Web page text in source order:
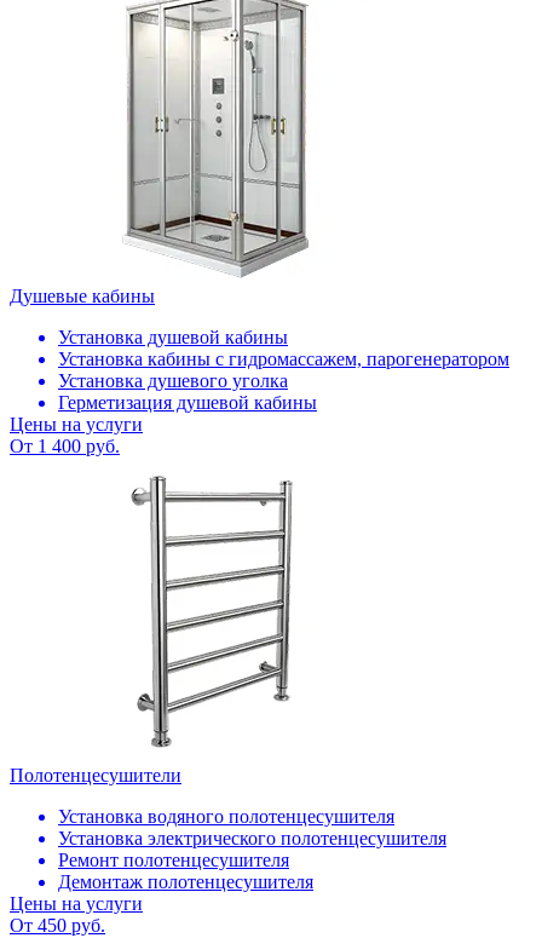
Душевые кабины
Установка душевой кабины
Установка кабины с гидромассажем, парогенератором
Установка душевого уголка
Герметизация душевой кабины
Цены на услуги
От 1 400 руб.
Полотенцесушители
Установка водяного полотенцесушителя
Установка электрического полотенцесушителя
Ремонт полотенцесушителя
Демонтаж полотенцесушителя
Цены на услуги
От 450 руб.